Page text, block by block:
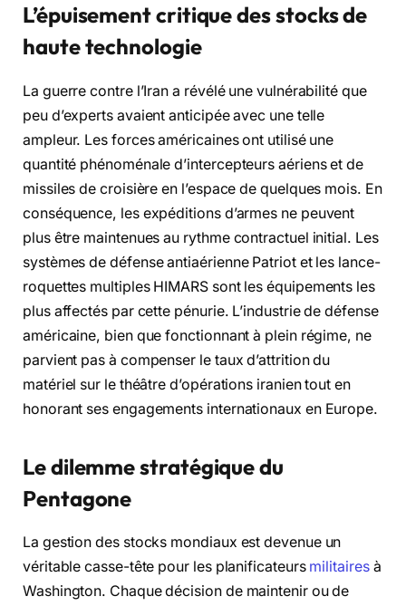
L’épuisement critique des stocks de
haute technologie
La guerre contre l’Iran a révélé une vulnérabilité que
peu d’experts avaient anticipée avec une telle
ampleur. Les forces américaines ont utilisé une
quantité phénoménale d’intercepteurs aériens et de
missiles de croisière en l’espace de quelques mois. En
conséquence, les expéditions d’armes ne peuvent
plus être maintenues au rythme contractuel initial. Les
systèmes de défense antiaérienne Patriot et les lance-
roquettes multiples HIMARS sont les équipements les
plus affectés par cette pénurie. L’industrie de défense
américaine, bien que fonctionnant à plein régime, ne
parvient pas à compenser le taux d’attrition du
matériel sur le théâtre d’opérations iranien tout en
honorant ses engagements internationaux en Europe.
Le dilemme stratégique du
Pentagone
La gestion des stocks mondiaux est devenue un
véritable casse-tête pour les planificateurs militairesà
Washington. Chaque décision de maintenir ou de